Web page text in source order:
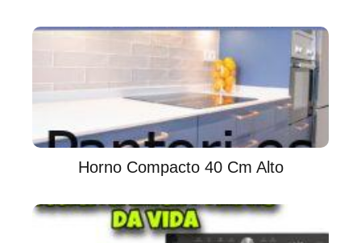
Horno Compacto 40 Cm Alto